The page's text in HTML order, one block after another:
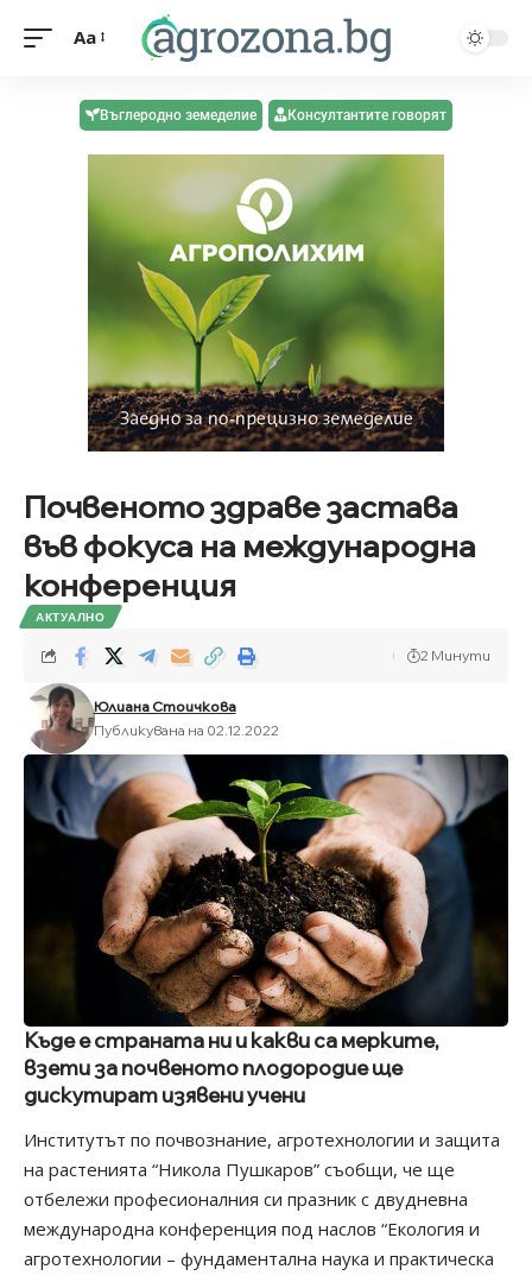
Aa
Въглеродно земеделие Консултантите говорят
Почвеното здраве застава
във фокуса на международна
конференция
АКТУАЛНО
Юлиана Стоичкова
Публикувана на 02.12.2022
2 Минути
Къде е страната ни и какви са мерките,
взети за почвеното плодородие ще
дискутират изявени учени
Институтът по почвознание, агротехнологии и защита
на растенията “Никола Пушкаров” съобщи, че ще
отбележи професионалния си празник с двудневна
международна конференция под наслов “Екология и
агротехнологии – фундаментална наука и практическа